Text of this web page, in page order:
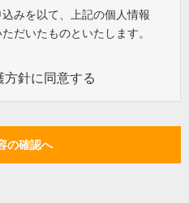
みを以て、上記の個人情報
だいたものといたします。
針に同意する